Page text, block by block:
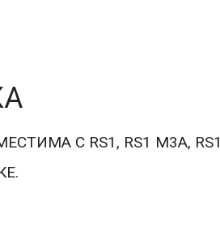
С RS1, RS1 M3A,